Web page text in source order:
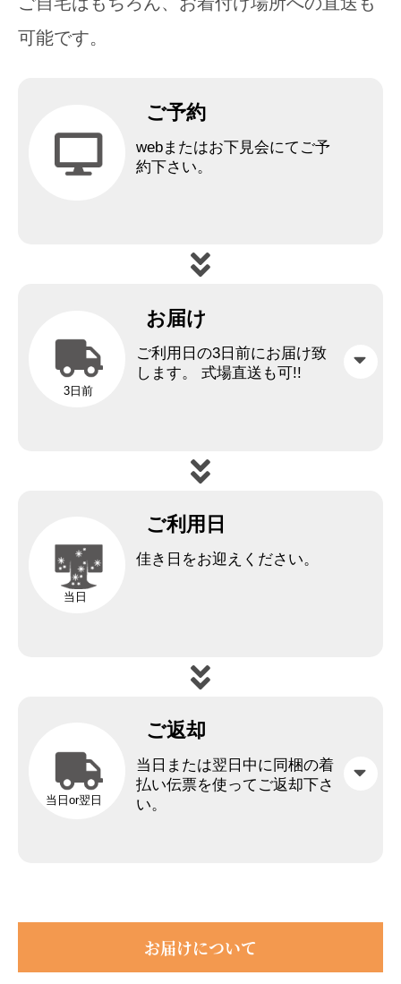
可能です。
ご予約
webまたはお下見会にてご予
約下さい。
お届け
3日前
ご利用日の3日前にお届け致
します。
式場直送も可!!
ご利用日
当日
佳き日をお迎えください。
ご返却
当日or翌日
当日または翌日中に同梱の着
払い伝票を使ってご返却下さ
い。
お届けについて